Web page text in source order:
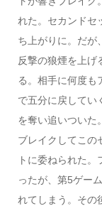
れた。セカンドセ
ち上がりに。だが
反撃の狼煙を上げ
る。相手に何度も
で五分に戻してい
を奪い追いついた
ブレイクしてこの
トに委ねられた
ったが、第5ゲー
れてしまう。その